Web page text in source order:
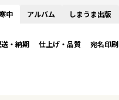
中 アルバム しまうま出版
・納期 仕上げ・品質 宛名印刷